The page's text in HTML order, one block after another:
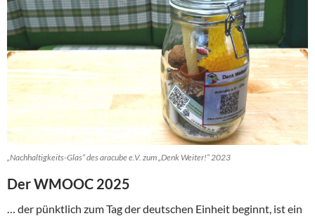
„Nachhaltigkeits-Glas“ des aracube e.V. zum „Denk Weiter!“ 2023
Der WMOOC 2025
… der pünktlich zum Tag der deutschen Einheit beginnt, ist ein